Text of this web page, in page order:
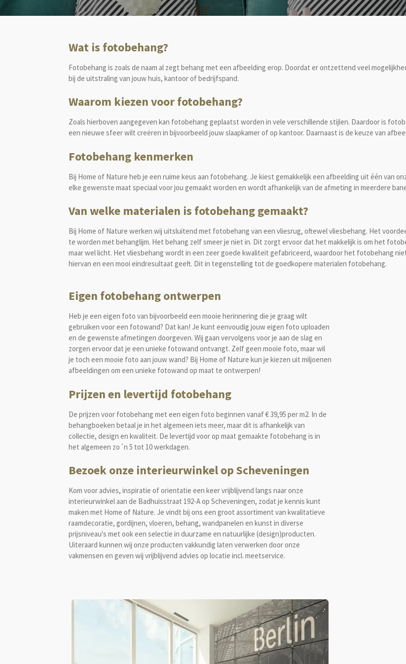
Wat is fotobehang?
Fotobehang is zoals de naam al zegt behang met een afbeelding erop. Doordat er ontzettend veel
bij de uitstraling van jouw huis, kantoor of bedrijfspand.
Waarom kiezen voor fotobehang?
Zoals hierboven aangegeven kan fotobehang geplaatst worden in vele verschillende stijlen. Daardoor is
een nieuwe sfeer wilt creëren in bijvoorbeeld jouw slaapkamer of op kantoor. Daarnaast is de keuze van
Fotobehang kenmerken
Bij Home of Nature heb je een ruime keus aan fotobehang. Je kiest gemakkelijk een afbeelding uit één van
elke gewenste maat speciaal voor jou gemaakt worden en wordt afhankelijk van de afmeting in meerdere
Van welke materialen is fotobehang gemaakt?
Bij Home of Nature werken wij uitsluitend met fotobehang van een vliesrug, oftewel vliesbehang. Het
te worden met behanglijm. Het behang zelf smeer je niet in. Dit zorgt ervoor dat het makkelijk is om het
maar wel licht. Het vliesbehang wordt in een zeer goede kwaliteit gefabriceerd, waardoor het fotobehang
hiervan en een mooi eindresultaat geeft. Dit in tegenstelling tot de goedkopere materialen fotobehang.
Eigen fotobehang ontwerpen
Heb je een eigen foto van bijvoorbeeld een mooie herinnering die je graag wilt
gebruiken voor een fotowand? Dat kan! Je kunt eenvoudig jouw eigen foto uploaden
en de gewenste afmetingen doorgeven. Wij gaan vervolgens voor je aan de slag en
zorgen ervoor dat je een unieke fotowand ontvangt. Zelf geen mooie foto, maar wil
je toch een mooie foto aan jouw wand? Bij Home of Nature kun je kiezen uit miljoenen
afbeeldingen om een unieke fotowand op maat te ontwerpen!
Prijzen en levertijd fotobehang
De prijzen voor fotobehang met een eigen foto beginnen vanaf € 39,95 per m2. In de
behangboeken betaal je in het algemeen iets meer, maar dit is afhankelijk van
collectie, design en kwaliteit. De levertijd voor op maat gemaakte fotobehang is in
het algemeen zo´n 5 tot 10 werkdagen.
Bezoek onze interieurwinkel op Scheveningen
Kom voor advies, inspiratie of orientatie een keer vrijblijvend langs naar onze
interieurwinkel aan de Badhuisstraat 192-A op Scheveningen, zodat je kennis kunt
maken met Home of Nature. Je vindt bij ons een groot assortiment van kwalitatieve
raamdecoratie, gordijnen, vloeren, behang, wandpanelen en kunst in diverse
prijsniveau's met ook een selectie in duurzame en natuurlijke (design)producten.
Uiteraard kunnen wij onze producten vakkundig laten verwerken door onze
vakmensen en geven wij vrijblijvend advies op locatie incl. meetservice.